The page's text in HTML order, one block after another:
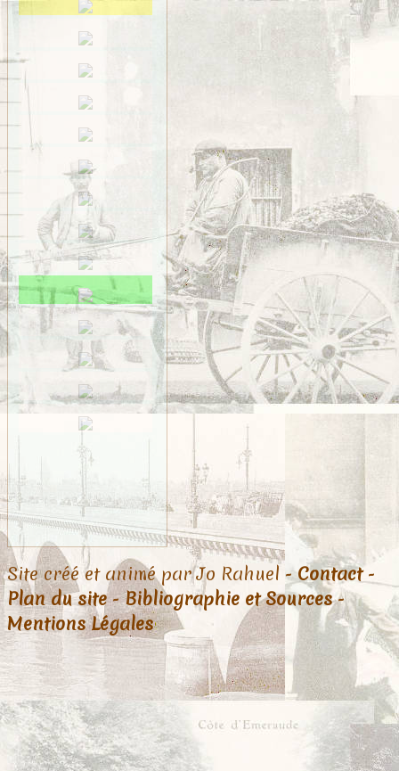
Site créé et animé par Jo Rahuel -Contact-
Plan du site-Bibliographie et Sources-
Mentions Légales